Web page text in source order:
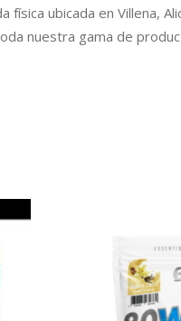
física ubicada en Villena,
nuestra gama de